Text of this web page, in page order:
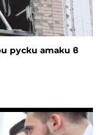
руски атаки в